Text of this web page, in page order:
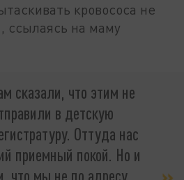
кровососа не
ссылаясь на маму
сказали, что этим не
в детскую
Оттуда нас
приемный покой. Но и
что мы не по адресу,